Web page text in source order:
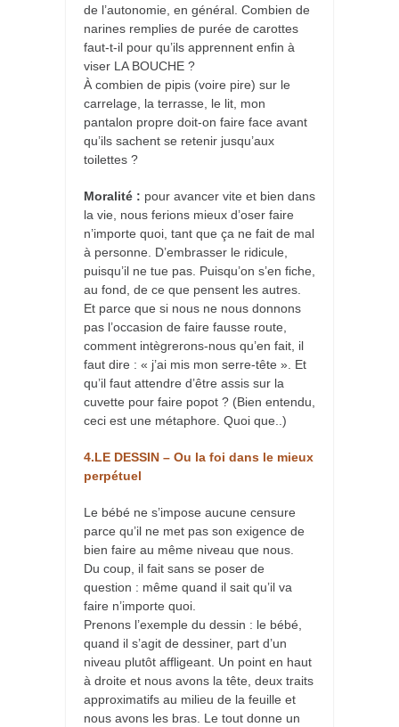
de l’autonomie, en général. Combien de
narines remplies de purée de carottes
faut-t-il pour qu’ils apprennent enfin à
viser LA BOUCHE ?
À combien de pipis (voire pire) sur le
carrelage, la terrasse, le lit, mon
pantalon propre doit-on faire face avant
qu’ils sachent se retenir jusqu’aux
toilettes ?
Moralité : pour avancer vite et bien dans
la vie, nous ferions mieux d’oser faire
n’importe quoi, tant que ça ne fait de mal
à personne. D’embrasser le ridicule,
puisqu’il ne tue pas. Puisqu’on s’en fiche,
au fond, de ce que pensent les autres.
Et parce que si nous ne nous donnons
pas l’occasion de faire fausse route,
comment intègrerons-nous qu’en fait, il
faut dire : « j’ai mis mon serre-tête ». Et
qu’il faut attendre d’être assis sur la
cuvette pour faire popot ? (Bien entendu,
ceci est une métaphore. Quoi que..)
4.LE DESSIN – Ou la foi dans le mieux
perpétuel
Le bébé ne s’impose aucune censure
parce qu’il ne met pas son exigence de
bien faire au même niveau que nous.
Du coup, il fait sans se poser de
question : même quand il sait qu’il va
faire n’importe quoi.
Prenons l’exemple du dessin : le bébé,
quand il s’agit de dessiner, part d’un
niveau plutôt affligeant. Un point en haut
à droite et nous avons la tête, deux traits
approximatifs au milieu de la feuille et
nous avons les bras. Le tout donne un